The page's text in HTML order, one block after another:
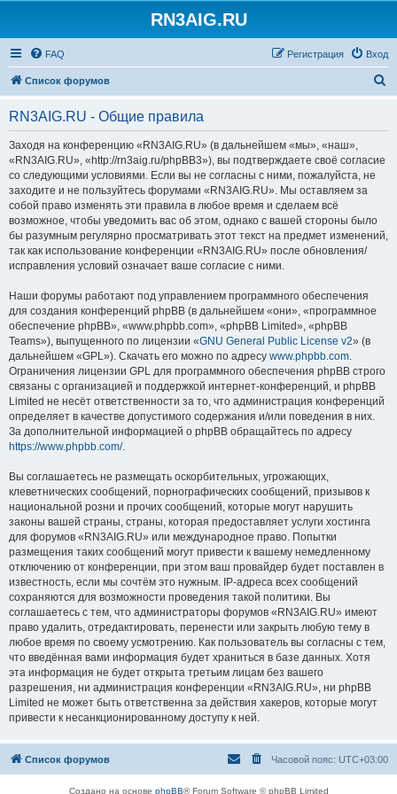
RN3AIG.RU
FAQ Вход
Регистрация
Список форумов
RN3AIG.RU - Общие правила
Заходя на конференцию «RN3AIG.RU» (в дальнейшем «мы», «наш»,
«RN3AIG.RU», «http://rn3aig.ru/phpBB3»), вы подтверждаете своё согласие
со следующими условиями. Если вы не согласны с ними, пожалуйста, не
заходите и не пользуйтесь форумами «RN3AIG.RU». Мы оставляем за
собой право изменять эти правила в любое время и сделаем всё
возможное, чтобы уведомить вас об этом, однако с вашей стороны было
бы разумным регулярно просматривать этот текст на предмет изменений,
так как использование конференции «RN3AIG.RU» после обновления/
исправления условий означает ваше согласие с ними.
Наши форумы работают под управлением программного обеспечения
для создания конференций phpBB (в дальнейшем «они», «программное
обеспечение phpBB», «www.phpbb.com», «phpBB Limited», «phpBB
Teams»), выпущенного по лицензии «GNU General Public License v2» (в
дальнейшем «GPL»). Скачать его можно по адресу www.phpbb.com.
Ограничения лицензии GPL для программного обеспечения phpBB строго
связаны с организацией и поддержкой интернет-конференций, и phpBB
Limited не несёт ответственности за то, что администрация конференций
определяет в качестве допустимого содержания и/или поведения в них.
За дополнительной информацией о phpBB обращайтесь по адресу
https://www.phpbb.com/.
Вы соглашаетесь не размещать оскорбительных, угрожающих,
клеветнических сообщений, порнографических сообщений, призывов к
национальной розни и прочих сообщений, которые могут нарушить
законы вашей страны, страны, которая предоставляет услуги хостинга
для форумов «RN3AIG.RU» или международное право. Попытки
размещения таких сообщений могут привести к вашему немедленному
отключению от конференции, при этом ваш провайдер будет поставлен в
известность, если мы сочтём это нужным. IP-адреса всех сообщений
сохраняются для возможности проведения такой политики. Вы
соглашаетесь с тем, что администраторы форумов «RN3AIG.RU» имеют
право удалить, отредактировать, перенести или закрыть любую тему в
любое время по своему усмотрению. Как пользователь вы согласны с тем,
что введённая вами информация будет храниться в базе данных. Хотя
эта информация не будет открыта третьим лицам без вашего
разрешения, ни администрация конференции «RN3AIG.RU», ни phpBB
Limited не может быть ответственна за действия хакеров, которые могут
привести к несанкционированному доступу к ней.
Список форумов Часовой пояс: UTC+03:00
Создано на основе phpBB® Forum Software © phpBB Limited